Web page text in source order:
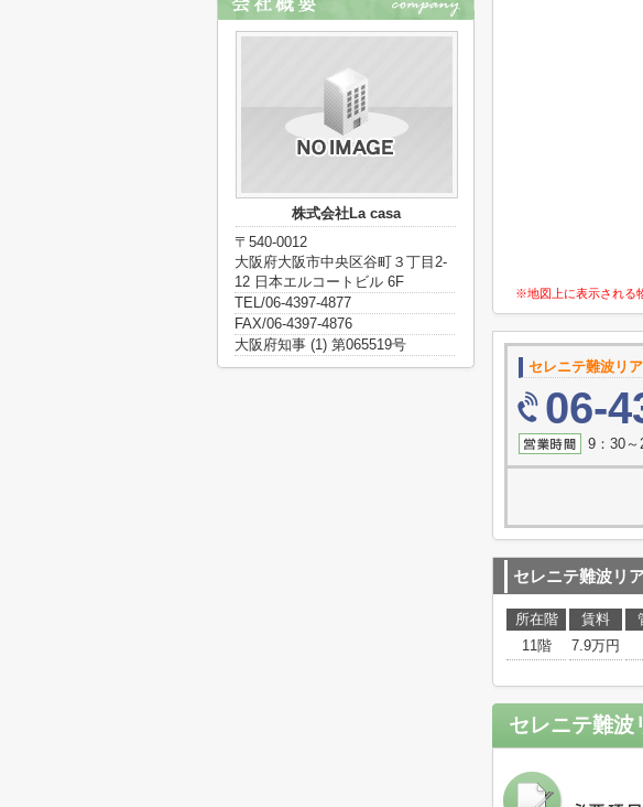
※地図上に表示される
セレニテ難波リ
06-
9：30
セレニテ難波リ
所在階 賃料
11階
7.9万円
セレニテ難波
株式会社La casa
〒540-0012
大阪府大阪市中央区谷町３丁目2-
12 日本エルコートビル 6F
TEL/06-4397-4877
FAX/06-4397-4876
大阪府知事 (1) 第065519号